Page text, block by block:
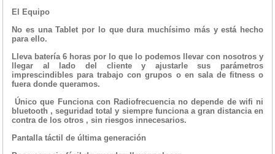
El Equipo
No es una Tablet por lo que dura muchísimo más y está hecho
para ello.
Lleva batería 6 horas por lo que lo podemos llevar con nosotros y
llegar al lado del cliente y ajustarle sus parámetros
imprescindibles para trabajo con grupos o en sala de fitness o
fuera donde queramos.
Único que Funciona con Radiofrecuencia no depende de wifi ni
bluetooth , seguridad total y siempre funciona a gran distancia en
contra de los otros , sin riesgos innecesarios.
Pantalla táctil de última generación